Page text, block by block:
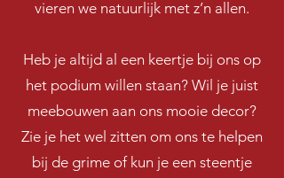
vieren we natuurlijk met z’n allen.
Heb je altijd al een keertje bij ons op
het podium willen staan? Wil je juist
meebouwen aan ons mooie decor?
Zie je het wel zitten om ons te helpen
bij de grime of kun je een steentje